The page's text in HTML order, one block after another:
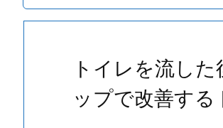
トイレを流し
ップで改善する